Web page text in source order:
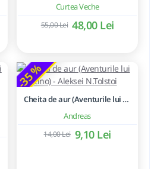
Curtea Veche
48,00 Lei
55,00 Lei
-35 %
Andreas
Cheita de aur (Aventurile lui Buratino) - Aleksei N.Tolstoi
9,10 Lei
14,00 Lei